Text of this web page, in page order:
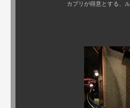
カプリが得意とする、ルイ・ヴ